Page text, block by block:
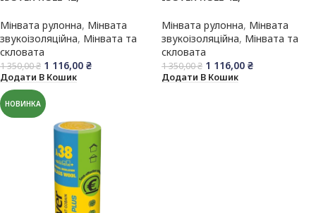
Мінвата рулонна, Мінвата
звукоізоляційна, Мінвата та
скловата
1 350,00₴ 1 116,00 ₴
Додати В Кошик
Мінвата рулонна, Мінвата
звукоізоляційна, Мінвата та
скловата
1 350,00₴ 1 116,00 ₴
Додати В Кошик
НОВИНКА